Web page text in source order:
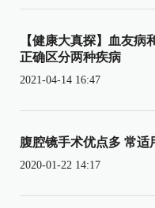
【健康大真探】血友
正确区分两种疾病
2021-04-14 16:47
腹腔镜手术优点多 常适
2020-01-22 14:17